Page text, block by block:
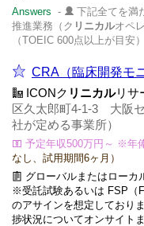
Answers -
下記全てを満
推進業務（ク リニカルオペ
（TOEIC 600点以上が目安）
CRA（臨床開発モ
ICONク リニカルリサ
区久太郎町4-1-3​ 大阪
社が定める事業所）
予定年収500万円～ ※年
なし、試用期間6ヶ月）
グローバルまたはローカ
※受託試験あるいは FSP（
のアサインを想定しており
捗状況についてオンサイト